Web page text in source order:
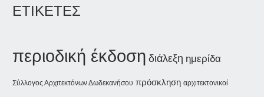
ΕΤΙΚΕΤΕΣ
περιοδική έκδοση διάλεξη ημερίδα
Σύλλογος Αρχιτεκτόνων Δωδεκανήσου πρόσκληση αρχιτεκτονικοί